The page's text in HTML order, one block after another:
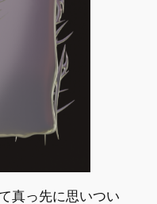
真っ先に思いつい